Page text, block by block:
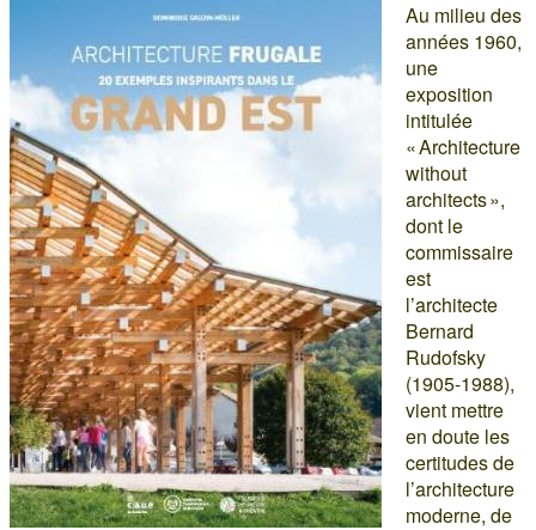
Au milieu des
années 1960,
une
exposition
intitulée
« Architecture
without
architects »,
dont le
commissaire
est
l’architecte
Bernard
Rudofsky
(1905-1988),
vient mettre
en doute les
certitudes de
l’architecture
moderne, de